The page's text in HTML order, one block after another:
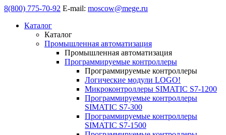
8(800) 775-70-92 E-mail: moscow@mege.ru
Каталог
Каталог
Промышленная автоматизация
Промышленная автоматизация
Программируемые контроллеры
Программируемые контроллеры
Логические модули LOGO!
Микроконтроллеры SIMATIC S7-1200
Программируемые контроллеры
SIMATIC S7-300
Программируемые контроллеры
SIMATIC S7-1500